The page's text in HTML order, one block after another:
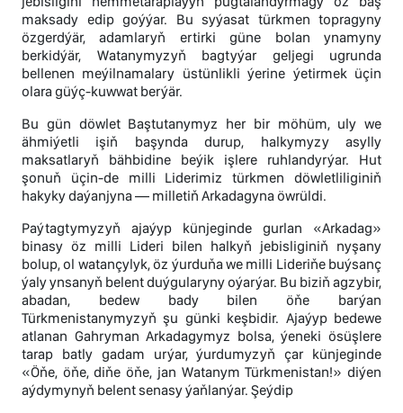
maksady edip goýýar. Bu syýasat türkmen topragyny
özgerdýär, adamlaryň ertirki güne bolan ynamyny
berkidýär, Watanymyzyň bagtyýar geljegi ugrunda
bellenen meýilnamalary üstünlikli ýerine ýetirmek üçin
olara güýç-kuwwat berýär.
Bu gün döwlet Baştutanymyz her bir möhüm, uly we
ähmiýetli işiň başynda durup, halkymyzy asylly
maksatlaryň bähbidine beýik işlere ruhlandyrýar. Hut
şonuň üçin-de milli Liderimiz türkmen döwletliliginiň
hakyky daýanjyna — milletiň Arkadagyna öwrüldi.
Paýtagtymyzyň ajaýyp künjeginde gurlan «Arkadag»
binasy öz milli Lideri bilen halkyň jebisliginiň nyşany
bolup, ol watançylyk, öz ýurduňa we milli Lideriňe buýsanç
ýaly ynsanyň belent duýgularyny oýarýar. Bu biziň agzybir,
abadan, bedew bady bilen öňe barýan
Türkmenistanymyzyň şu günki keşbidir. Ajaýyp bedewe
atlanan Gahryman Arkadagymyz bolsa, ýeneki ösüşlere
tarap batly gadam urýar, ýurdumyzyň çar künjeginde
«Öňe, öňe, diňe öňe, jan Watanym Türkmenistan!» diýen
aýdymynyň belent senasy ýaňlanýar. Şeýdip